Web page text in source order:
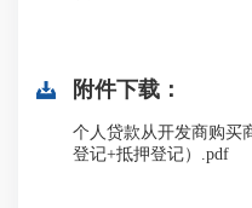
附件下载：
个人贷款从开发商购买
登记+抵押登记）.pdf